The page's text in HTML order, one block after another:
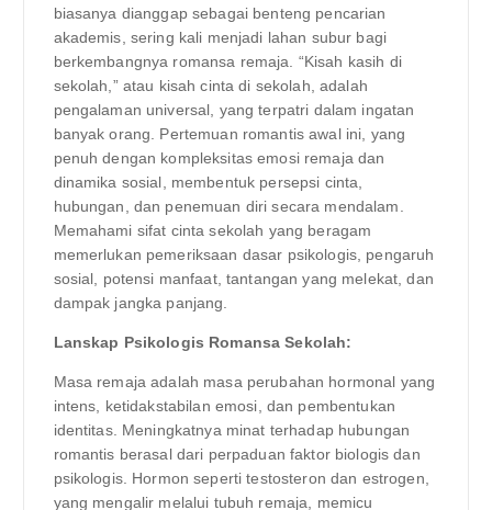
biasanya dianggap sebagai benteng pencarian
akademis, sering kali menjadi lahan subur bagi
berkembangnya romansa remaja. “Kisah kasih di
sekolah,” atau kisah cinta di sekolah, adalah
pengalaman universal, yang terpatri dalam ingatan
banyak orang. Pertemuan romantis awal ini, yang
penuh dengan kompleksitas emosi remaja dan
dinamika sosial, membentuk persepsi cinta,
hubungan, dan penemuan diri secara mendalam.
Memahami sifat cinta sekolah yang beragam
memerlukan pemeriksaan dasar psikologis, pengaruh
sosial, potensi manfaat, tantangan yang melekat, dan
dampak jangka panjang.
Lanskap Psikologis Romansa Sekolah:
Masa remaja adalah masa perubahan hormonal yang
intens, ketidakstabilan emosi, dan pembentukan
identitas. Meningkatnya minat terhadap hubungan
romantis berasal dari perpaduan faktor biologis dan
psikologis. Hormon seperti testosteron dan estrogen,
yang mengalir melalui tubuh remaja, memicu